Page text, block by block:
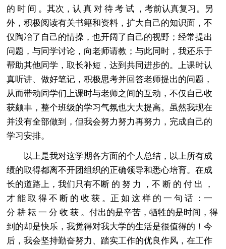
的 时 间 。其次，认 真 对 待 考 试 ，考前认真复习。另
外，积极阅读有关书籍和资料，扩大自己的知识面，不
仅陶冶了自己的情操，也开阔了自己的视野；经常提出
问题，与同学讨论，向老师请教；与此同时，我还乐于
帮助其他同学，取长补短，达到共同进步的。上课时认
真听讲、做好笔记，积极思考并回答老师提出的问题，
从而带动同学们上课时与老师之间的互动，不仅自己收
获颇丰，整个班级的学习气氛也大大提高。虽然我现在
并没有全部做到，但我会努力努力再努力，完成自己的
学习安排。
以上是我对这学期各方面的个人总结，以上所有成
绩的取得都离不开团组织的正确领导和悉心培育。在成
长的道路上，我们只有不断 的 努 力 ，不 断 的 付 出 ，
才 能 取 得 不 断 的 收 获 。正 如 这 样 的 一 句 话 ：一
分 耕 耘 一 分 收 获 。付出的是辛苦，牺牲的是时间，得
到的却是快乐，我觉得对我大学的生活是很值得的！今
后，我会坚持勤奋努力、踏实工作的优良作风，在工作